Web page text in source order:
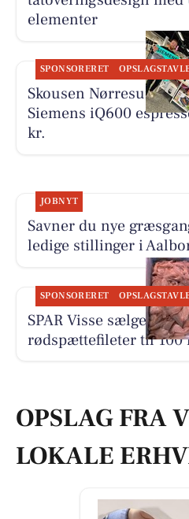
elementer
SPONSORERET
Skousen
Siemens iQ600
kr.
JOBNYT
Savner du nye
ledige stillinger i
SPONSORERET
SPAR Visse sælger
rødspættefileter til 100
OPSLAG FRA
LOKALE